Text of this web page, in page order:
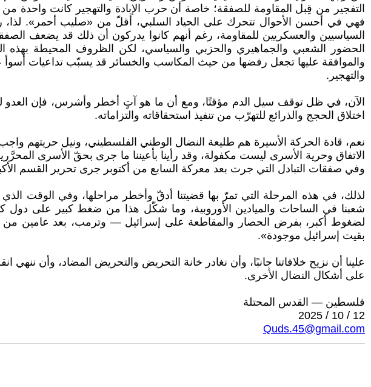
التفجير من قِبل المقاومة للصفقة؛ خاصة أن حرب الإبادة والتهجير كانت واحدة
فهي في أحسن الأحوال تتحرك على الحياد السلبي، أقلّ من «صليب أحمر». لذا،
السياسيين والعسكريين للمقاومة، رغم أنهم كانوا يدركون أن ذلك قد يضعف
الحضور الشعبي والجماهيري والحزبي والسياسي، لكن الظروف المحيطة بهذه
والموافقة عليها تجعل رفضها من حيث المكاسب والخسائر قد يسبّب تداعيات
والتهجير.
الآن، في ظل توقف سيل الدم مؤقتًا، ومع أن ما هو آتٍ أخطر وأشرس، فإن
اختلاق الحجج والذرائع للتهرّب من تنفيذ استحقاقاته والتزاماته.
نعم، قادة الحركة الأسيرة هم طليعة النضال الوطني الفلسطيني، ونيل حريتهم
وفي صفقات التبادل التي جرت بعد معركة السابع من أكتوبر جرى تحرير القسم
لذلك، في هذه المرحلة التي تمرّ بها قضيتنا أدقّ وأخطر مراحلها، وفي الوقت
شعبنا في الساحات والميادين الأوروبية، وما شكّل هذا من ضغط كبير على دول
لضغوط أكبر، بفرض الحصار والمقاطعة على إسرائيل — وترمب، بعد عامين من
بقيت إسرائيل موجودة».
علينا أن نزيح خلافاتنا جانبًا، وأن نغادر خانة التحريض والتحريض المضاد، وأن
على أشكال النضال الأخرى.
فلسطين — القدس المحتلة
12 / 10 / 2025
Quds.45@gmail.com